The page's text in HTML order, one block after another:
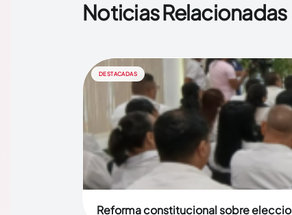
Noticias Relacionadas
DESTACADAS
Reforma constitucional sobre